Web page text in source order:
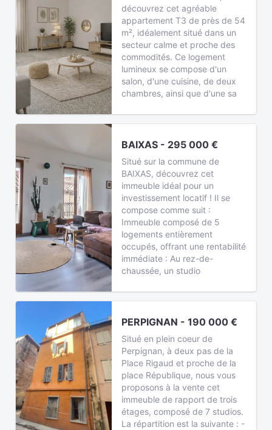
découvrez cet agréable
appartement T3 de près de 54
m², idéalement situé dans un
secteur calme et proche des
commodités. Ce logement
lumineux se compose d'un
salon, d'une cuisine, de deux
chambres, ainsi que d'une sa
BAIXAS - 295 000 €
Situé sur la commune de
BAIXAS, découvrez cet
immeuble idéal pour un
investissement locatif ! Il se
compose comme suit :
Immeuble composé de 5
logements entièrement
occupés, offrant une rentabilité
immédiate : Au rez-de-
chaussée, un studio
PERPIGNAN - 190 000 €
Situé en plein coeur de
Perpignan, à deux pas de la
Place Rigaud et proche de la
place République, nous vous
proposons à la vente cet
immeuble de rapport de trois
étages, composé de 7 studios.
La répartition est la suivante : -